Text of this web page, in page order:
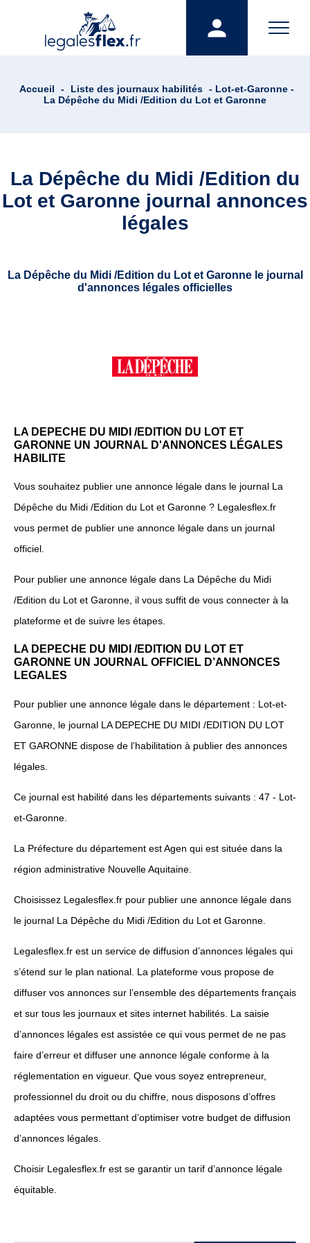
Accueil - Liste des journaux habilités - Lot-et-Garonne -
La Dépêche du Midi /Edition du Lot et Garonne
La Dépêche du Midi /Edition du
Lot et Garonne journal annonces
légales
La Dépêche du Midi /Edition du Lot et Garonne le journal
d'annonces légales officielles
LA DEPECHE DU MIDI /EDITION DU LOT ET
GARONNE UN JOURNAL D'ANNONCES LÉGALES
HABILITE
Vous souhaitez publier une annonce légale dans le journal La
Dépêche du Midi /Edition du Lot et Garonne ? Legalesflex.fr
vous permet de publier une annonce légale dans un journal
officiel.
Pour publier une annonce légale dans La Dépêche du Midi
/Edition du Lot et Garonne, il vous suffit de vous connecter à la
plateforme et de suivre les étapes.
LA DEPECHE DU MIDI /EDITION DU LOT ET
GARONNE UN JOURNAL OFFICIEL D’ANNONCES
LEGALES
Pour publier une annonce légale dans le département : Lot-et-
Garonne, le journal LA DEPECHE DU MIDI /EDITION DU LOT
ET GARONNE dispose de l’habilitation à publier des annonces
légales.
Ce journal est habilité dans les départements suivants : 47 - Lot-
et-Garonne.
La Préfecture du département est Agen qui est située dans la
région administrative Nouvelle Aquitaine.
Choisissez Legalesflex.fr pour publier une annonce légale dans
le journal La Dépêche du Midi /Edition du Lot et Garonne.
Legalesflex.fr est un service de diffusion d’annonces légales qui
s’étend sur le plan national. La plateforme vous propose de
diffuser vos annonces sur l’ensemble des départements français
et sur tous les journaux et sites internet habilités. La saisie
d’annonces légales est assistée ce qui vous permet de ne pas
faire d’erreur et diffuser une annonce légale conforme à la
réglementation en vigueur. Que vous soyez entrepreneur,
professionnel du droit ou du chiffre, nous disposons d’offres
adaptées vous permettant d’optimiser votre budget de diffusion
d’annonces légales.
Choisir Legalesflex.fr est se garantir un tarif d’annonce légale
équitable.